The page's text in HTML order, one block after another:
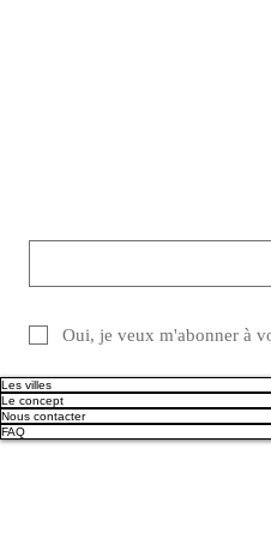
Oui, je veux m'abonner à
Les villes
Le concept
Nous contacter
FAQ
MENU